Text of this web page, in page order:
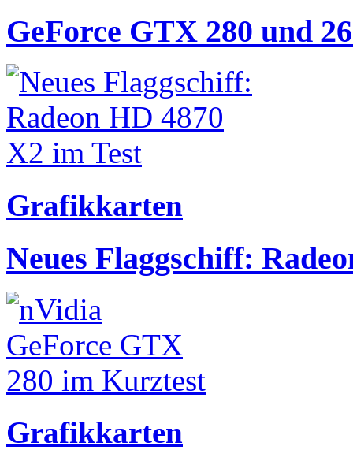
GeForce GTX 280 und
Grafikkarten
Neues Flaggschiff:
Grafikkarten